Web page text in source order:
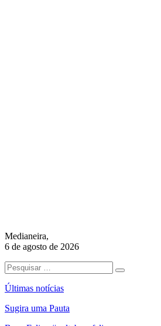
Medianeira,
6 de agosto de 2026
Últimas notícias
Sugira uma Pauta